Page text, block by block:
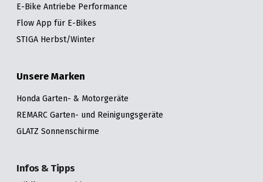
E-Bike Antriebe Performance
Flow App für E-Bikes
STIGA Herbst/Winter
Unsere Marken
Honda Garten- & Motorgeräte
REMARC Garten- und Reinigungsgeräte
GLATZ Sonnenschirme
Infos & Tipps